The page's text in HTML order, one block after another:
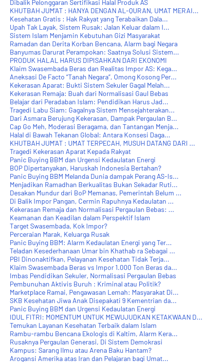
Dibalik Pelonggaran Sertifikasi Halal Produk AS
KHUTBAH JUM'AT : HANYA DENGAN AL-QURAN, UMAT MERAI...
Kesehatan Gratis : Hak Rakyat yang Terabaikan Dala...
Upah Tak Layak, Sistem Rusak: Jalan Keluar dalam I...
Sistem Islam Menjamin Kebutuhan Gizi Masyarakat
Ramadan dan Derita Korban Bencana, Alarm bagi Negara
Banyumas Darurat Perampokan: Saatnya Solusi Sistem...
PRODUK HALAL HARUS DIPISAHKAN DARI EKONOMI
Klaim Swasembada Beras dan Realitas Impor AS: Kega...
Aneksasi De Facto “Tanah Negara”, Omong Kosong Per...
Kekerasan Aparat: Bukti Sistem Sekuler Gagal Melah...
Kekerasan Remaja: Buah dari Normalisasi Gaul Bebas
Belajar dari Peradaban Islam: Pendidikan Harus Jad...
Tragedi Labu Siam: Gagalnya Sistem Mensejahterakan...
Dari Asmara Berujung Kekerasan, Dampak Pergaulan B...
Cap Go Meh, Moderasi Beragama, dan Tantangan Menja...
Halal di Bawah Tekanan Global: Antara Konsesi Daga...
KHUTBAH JUM'AT : UMAT TERPECAH, MUSUH DATANG DARI ...
Tragedi Kekerasan Aparat Kepada Rakyat
Panic Buying BBM dan Urgensi Kedaulatan Energi
BOP Dipertanyakan, Haruskah Indonesia Bertahan?
Panic Buying BBM Melanda Dunia dampak Perang AS-Is...
Menjadikan Ramadhan Berkualitas Bukan Sekadar Ruti...
Desakan Mundur dari BoP Memanas, Pemerintah Belum ...
Di Balik Impor Pangan, Cermin Rapuhnya Kedaulatan ...
Kekerasan Remaja dan Normalisasi Pergaulan Bebas: ...
Keamanan dan Keadilan dalam Perspektif Islam
Target Swasembada, Kok Impor?
Perceraian Marak, Keluarga Rusak
Panic Buying BBM: Alarm Kedaulatan Energi yang Ter...
Teladan Kesederhanaan Umar bin Khathab ra Sebagai ...
PBI Dinonaktifkan, Pelayanan Kesehatan Tidak Terja...
Klaim Swasembada Beras vs Impor 1.000 Ton Beras da...
Imbas Pendidikan Sekuler, Normalisasi Pergaulan Bebas
Pembunuhan Aktivis Buruh : Kriminal atau Politik?
Marketplace Ramai, Pengawasan Lemah: Masyarakat Di...
SKB Kesehatan Jiwa Anak Disepakati 9 Kementrian da...
Panic Buying BBM dan Urgensi Kedaulatan Energi
IDUL FITRI: MOMENTUM UNTUK MEWUJUDKAN KETAKWAAN D...
Temukan Layanan Kesehatan Terbaik dalam Islam
Rambu-rambu Bencana Ekologis di Kaltim, Alarm Kera...
Rusaknya Pergaulan Generasi, Di Sistem Demokrasi
Kampus: Sarang Ilmu atau Arena Baku Hantam?
Arogansi Amerika atas Iran dan Pelajaran bagi Umat...